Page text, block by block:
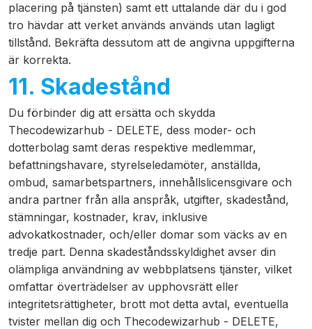
placering på tjänsten) samt ett uttalande där du i god
tro hävdar att verket används används utan lagligt
tillstånd. Bekräfta dessutom att de angivna uppgifterna
är korrekta.
11. Skadestånd
Du förbinder dig att ersätta och skydda
Thecodewizarhub - DELETE, dess moder- och
dotterbolag samt deras respektive medlemmar,
befattningshavare, styrelseledamöter, anställda,
ombud, samarbetspartners, innehållslicensgivare och
andra partner från alla anspråk, utgifter, skadestånd,
stämningar, kostnader, krav, inklusive
advokatkostnader, och/eller domar som väcks av en
tredje part. Denna skadeståndsskyldighet avser din
olämpliga användning av webbplatsens tjänster, vilket
omfattar överträdelser av upphovsrätt eller
integritetsrättigheter, brott mot detta avtal, eventuella
tvister mellan dig och Thecodewizarhub - DELETE,